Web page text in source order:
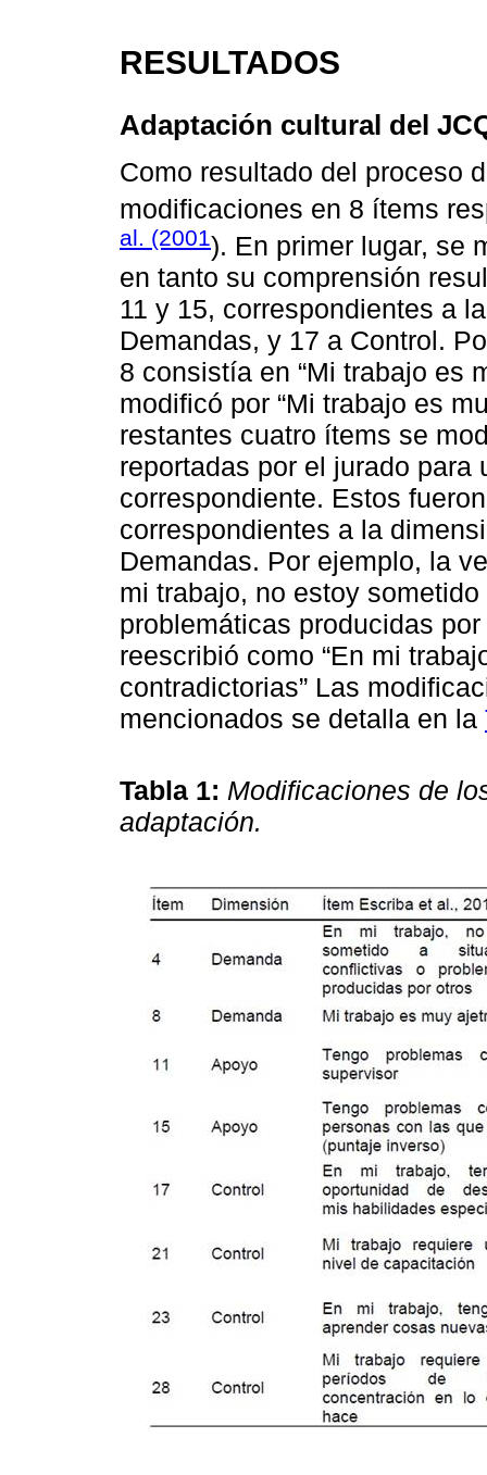
RESULTADOS
Adaptación cultural del
Como resultado del proceso
modificaciones en 8 ítems
al. (2001). En primer lugar, se
en tanto su comprensión
11 y 15, correspondientes a
Demandas, y 17 a Control.
8 consistía en “Mi trabajo es
modificó por “Mi trabajo es
restantes cuatro ítems se
reportadas por el jurado
correspondiente. Estos
correspondientes a la
Demandas. Por ejemplo, la
mi trabajo, no estoy
problemáticas producidas
reescribió como “En mi
contradictorias” Las
mencionados se detalla en la
Tabla 1: Modificaciones de
adaptación.